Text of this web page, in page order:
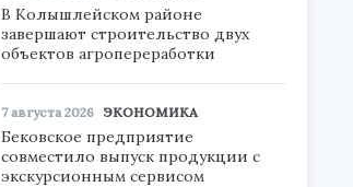
В Колышлейском районе
завершают строительство двух
объектов агропереработки
7 августа 2026 ЭКОНОМИКА
Бековское предприятие
совместило выпуск продукции с
экскурсионным сервисом